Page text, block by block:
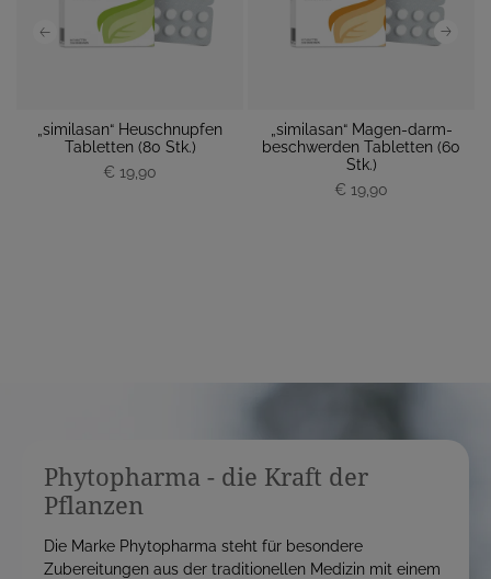
„similasan“ Heuschnupfen
Tabletten (80 Stk.)
€ 19,90
„similasan“ Magen-darm-
beschwerden Tabletten (60
Stk.)
€ 19,90
Phytopharma - die Kraft der
Pflanzen
Die Marke Phytopharma steht für besondere
Zubereitungen aus der traditionellen Medizin mit einem